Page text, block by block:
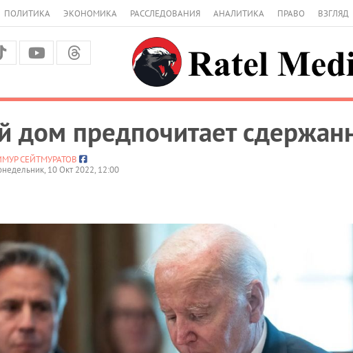
ПОЛИТИКА ЭКОНОМИКА РАССЛЕДОВАНИЯ АНАЛИТИКА ПРАВО ВЗГЛЯД
дом предпочитает
СЕЙТМУРАТОВ
10 Окт 2022, 12:00